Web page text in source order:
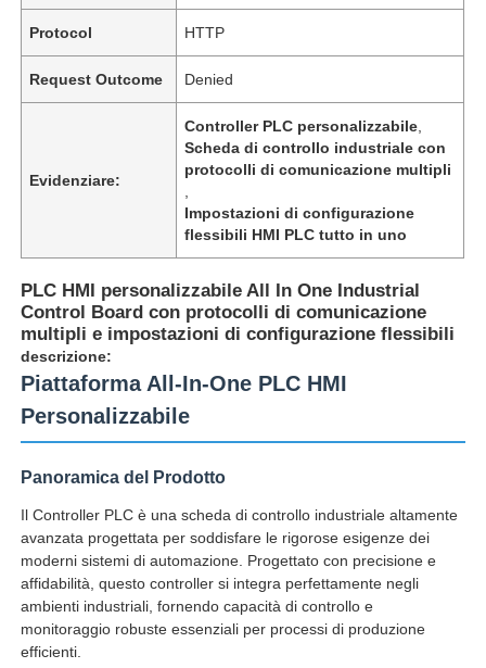
Protocol HTTP
Request Outcome Denied
Evidenziare:
Controller PLC personalizzabile
Scheda di controllo industriale con
protocolli di comunicazione multipli
Impostazioni di configurazione
flessibili HMI PLC tutto in uno
PLC HMI personalizzabile All In One Industrial
Control Board con protocolli di comunicazione
multipli e impostazioni di configurazione flessibili
descrizione:
Piattaforma All-In-One PLC HMI
Personalizzabile
Panoramica del Prodotto
Il Controller PLC è una scheda di controllo industriale altamente
avanzata progettata per soddisfare le rigorose esigenze dei
moderni sistemi di automazione. Progettato con precisione e
affidabilità, questo controller si integra perfettamente negli
ambienti industriali, fornendo capacità di controllo e
monitoraggio robuste essenziali per processi di produzione
efficienti.